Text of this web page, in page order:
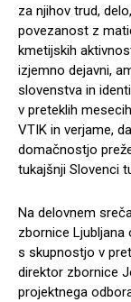
za njihov trud,
povezanost z
kmetijskih
izjemno dejavni,
slovenstva in
v preteklih
VTIK in verjame,
domačnostjo
tukajšnji Slovenci
Na delovnem
zbornice
s skupnostjo v
direktor zbornice
projektnega